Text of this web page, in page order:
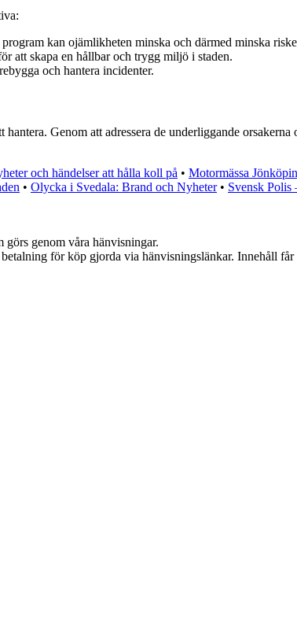
kan ojämlikheten minska och därmed minska
att skapa en hållbar och trygg miljö i staden.
och hantera incidenter.
Genom att adressera de underliggande
och händelser att hålla koll på • Motormässa
• Olycka i Svedala: Brand och Nyheter• Svensk Polis
genom våra hänvisningar.
för köp gjorda via hänvisningslänkar. Innehåll får